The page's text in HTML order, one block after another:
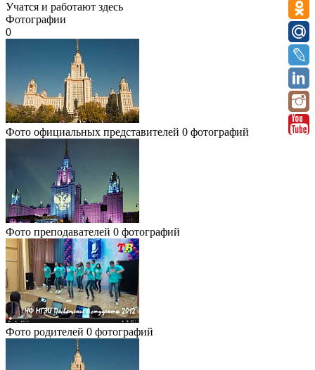
Учатся и работают здесь
Фотографии
0
Фото официальных представителей 0 фотографий
Фото преподавателей 0 фотографий
Фото родителей 0 фотографий